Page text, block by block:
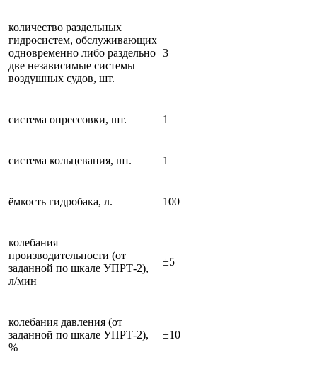
количество раздельных
гидросистем, обслуживающих
одновременно либо раздельно
две независимые системы
воздушных судов, шт.
3
система опрессовки, шт. 1
система кольцевания, шт. 1
ёмкость гидробака, л. 100
колебания
производительности (от
заданной по шкале УПРТ-2),
л/мин
±5
колебания давления (от
заданной по шкале УПРТ-2),
%
±10